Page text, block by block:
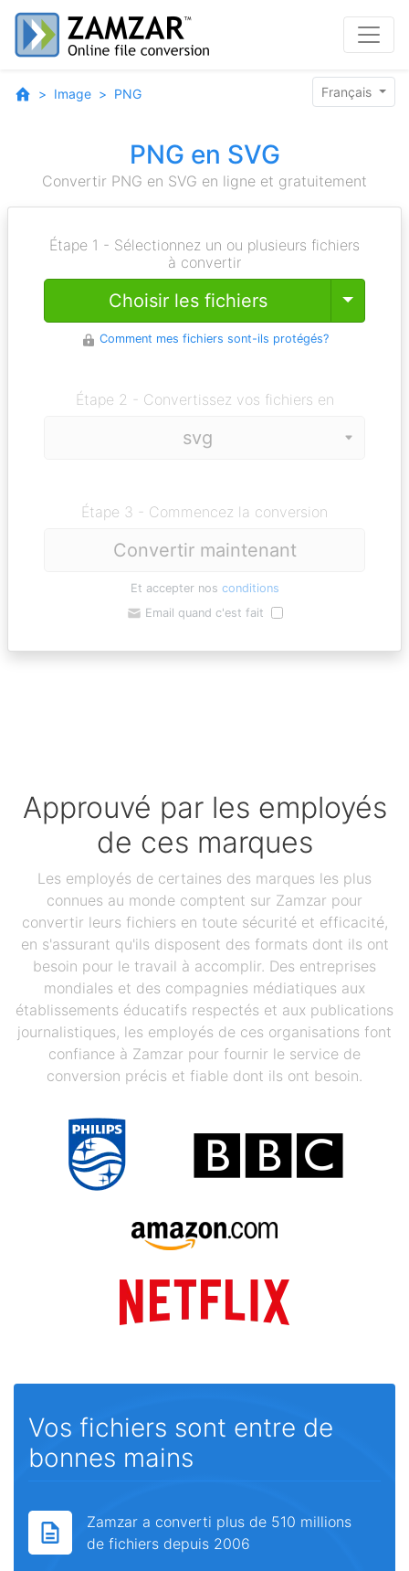
Image PNG Français
PNG en SVG
Convertir PNG en SVG en ligne et gratuitement
Étape 1 - Sélectionnez un ou plusieurs fichiers
à convertir
Choisir les fichiers Toggle
Comment mes fichiers sont-ils protégés?
Étape 2 - Convertissez vos fichiers en
Étape 3 - Commencez la conversion
Convertir maintenant
Et accepter nos conditions
Email quand c'est fait
Approuvé par les employés
de ces marques
Les employés de certaines des marques les plus
connues au monde comptent sur Zamzar pour
convertir leurs fichiers en toute sécurité et efficacité,
en s'assurant qu'ils disposent des formats dont ils ont
besoin pour le travail à accomplir. Des entreprises
mondiales et des compagnies médiatiques aux
établissements éducatifs respectés et aux publications
journalistiques, les employés de ces organisations font
confiance à Zamzar pour fournir le service de
conversion précis et fiable dont ils ont besoin.
Vos fichiers sont entre de
bonnes mains
Zamzar a converti plus de 510 millions
de fichiers depuis 2006